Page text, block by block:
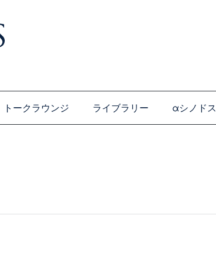
トークラウンジ ライブラリー αシノドス